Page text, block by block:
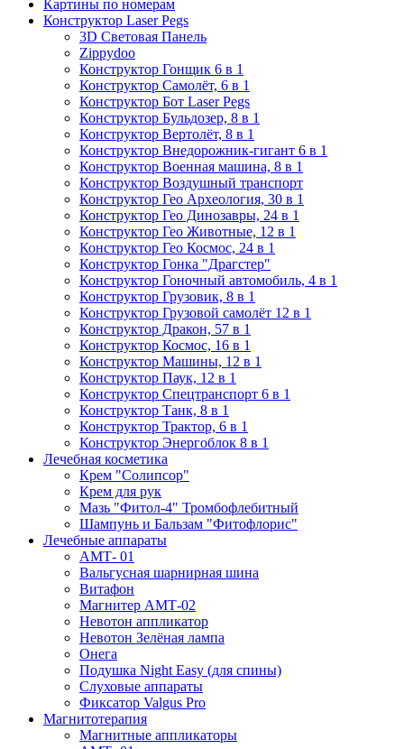
Картины по номерам
Конструктор Laser Pegs
3D Световая Панель
Zippydoo
Конструктор Гонщик 6 в 1
Конструктор Cамолёт, 6 в 1
Конструктор Бот Laser Pegs
Конструктор Бульдозер, 8 в 1
Конструктор Вертолёт, 8 в 1
Конструктор Внедорожник-гигант 6 в 1
Конструктор Военная машина, 8 в 1
Конструктор Воздушный транспорт
Конструктор Гео Археология, 30 в 1
Конструктор Гео Динозавры, 24 в 1
Конструктор Гео Животные, 12 в 1
Конструктор Гео Космос, 24 в 1
Конструктор Гонка "Драгстер"
Конструктор Гоночный автомобиль, 4 в 1
Конструктор Грузовик, 8 в 1
Конструктор Грузовой самолёт 12 в 1
Конструктор Дракон, 57 в 1
Конструктор Космос, 16 в 1
Конструктор Машины, 12 в 1
Конструктор Паук, 12 в 1
Конструктор Спецтранспорт 6 в 1
Конструктор Танк, 8 в 1
Конструктор Трактор, 6 в 1
Конструктор Энергоблок 8 в 1
Лечебная косметика
Крем "Солипсор"
Крем для рук
Мазь "Фитол-4" Тромбофлебитный
Шампунь и Бальзам "Фитофлорис"
Лечебные аппараты
АМТ- 01
Вальгусная шарнирная шина
Витафон
Магнитер АМТ-02
Невотон аппликатор
Невотон Зелёная лампа
Онега
Подушка Night Easy (для спины)
Слуховые аппараты
Фиксатор Valgus Pro
Магнитотерапия
Магнитные аппликаторы